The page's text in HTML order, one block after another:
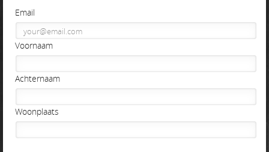
Email
Voornaam
Achternaam
Woonplaats